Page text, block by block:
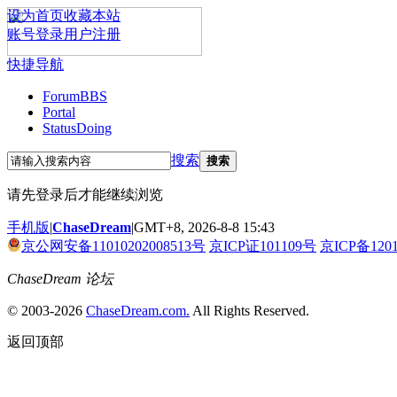
设为首页收藏本站
账号登录用户注册
快捷导航
ForumBBS
Portal
StatusDoing
搜索 搜索
请先登录后才能继续浏览
手机版|ChaseDream|GMT+8, 2026-8-8 15:43
京公网安备11010202008513号 京ICP证101109号 京ICP备
ChaseDream 论坛
© 2003-2026 ChaseDream.com. All Rights Reserved.
返回顶部